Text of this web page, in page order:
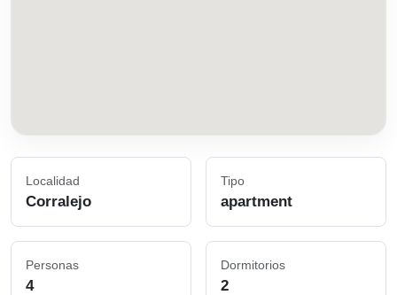
Localidad
Corralejo
Tipo
apartment
Personas
4
Dormitorios
2